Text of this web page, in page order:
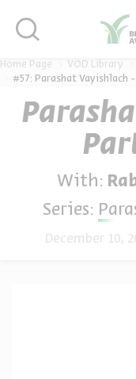
Home Page VOD Library
#57: Parashat Vayishlach
With:
Series:
December 10,